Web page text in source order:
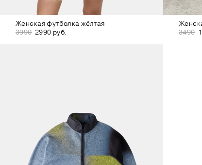
Женская футболка жёлтая
3990 2990 руб.
3490